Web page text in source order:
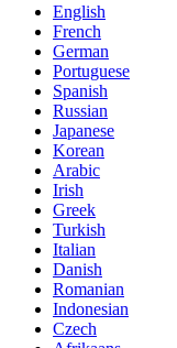
English
French
German
Portuguese
Spanish
Russian
Japanese
Korean
Arabic
Irish
Greek
Turkish
Italian
Danish
Romanian
Indonesian
Czech